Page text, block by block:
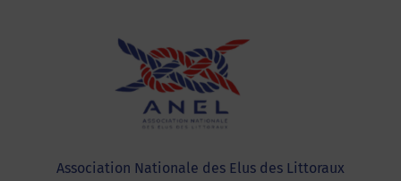
Association Nationale des Elus des Littoraux